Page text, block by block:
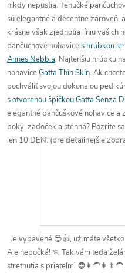
nikdy nepustia. Tenučké
sú elegantné a decentné zároveň,
krásne všakzjednotia líniu vašich
pančuchové nohavices hrúbkou
Annes Nebbia. Najtenšiu hrúbku
nohaviceGatta Thin Skin. Ak
pochváliť svojou dokonalou
s otvorenou špičkou Gatta Senza
elegantné pančuškové nohavice a
boky, zadočeka stehná? Pozrite
len 10 DEN.(pre detailnejšie
Je vybavené 😎👍, už máte
Ale nepočká! 🏃 Tak vám teda
stretnutia s priateľmi 🧔👩‍🦱👩👨‍🦱